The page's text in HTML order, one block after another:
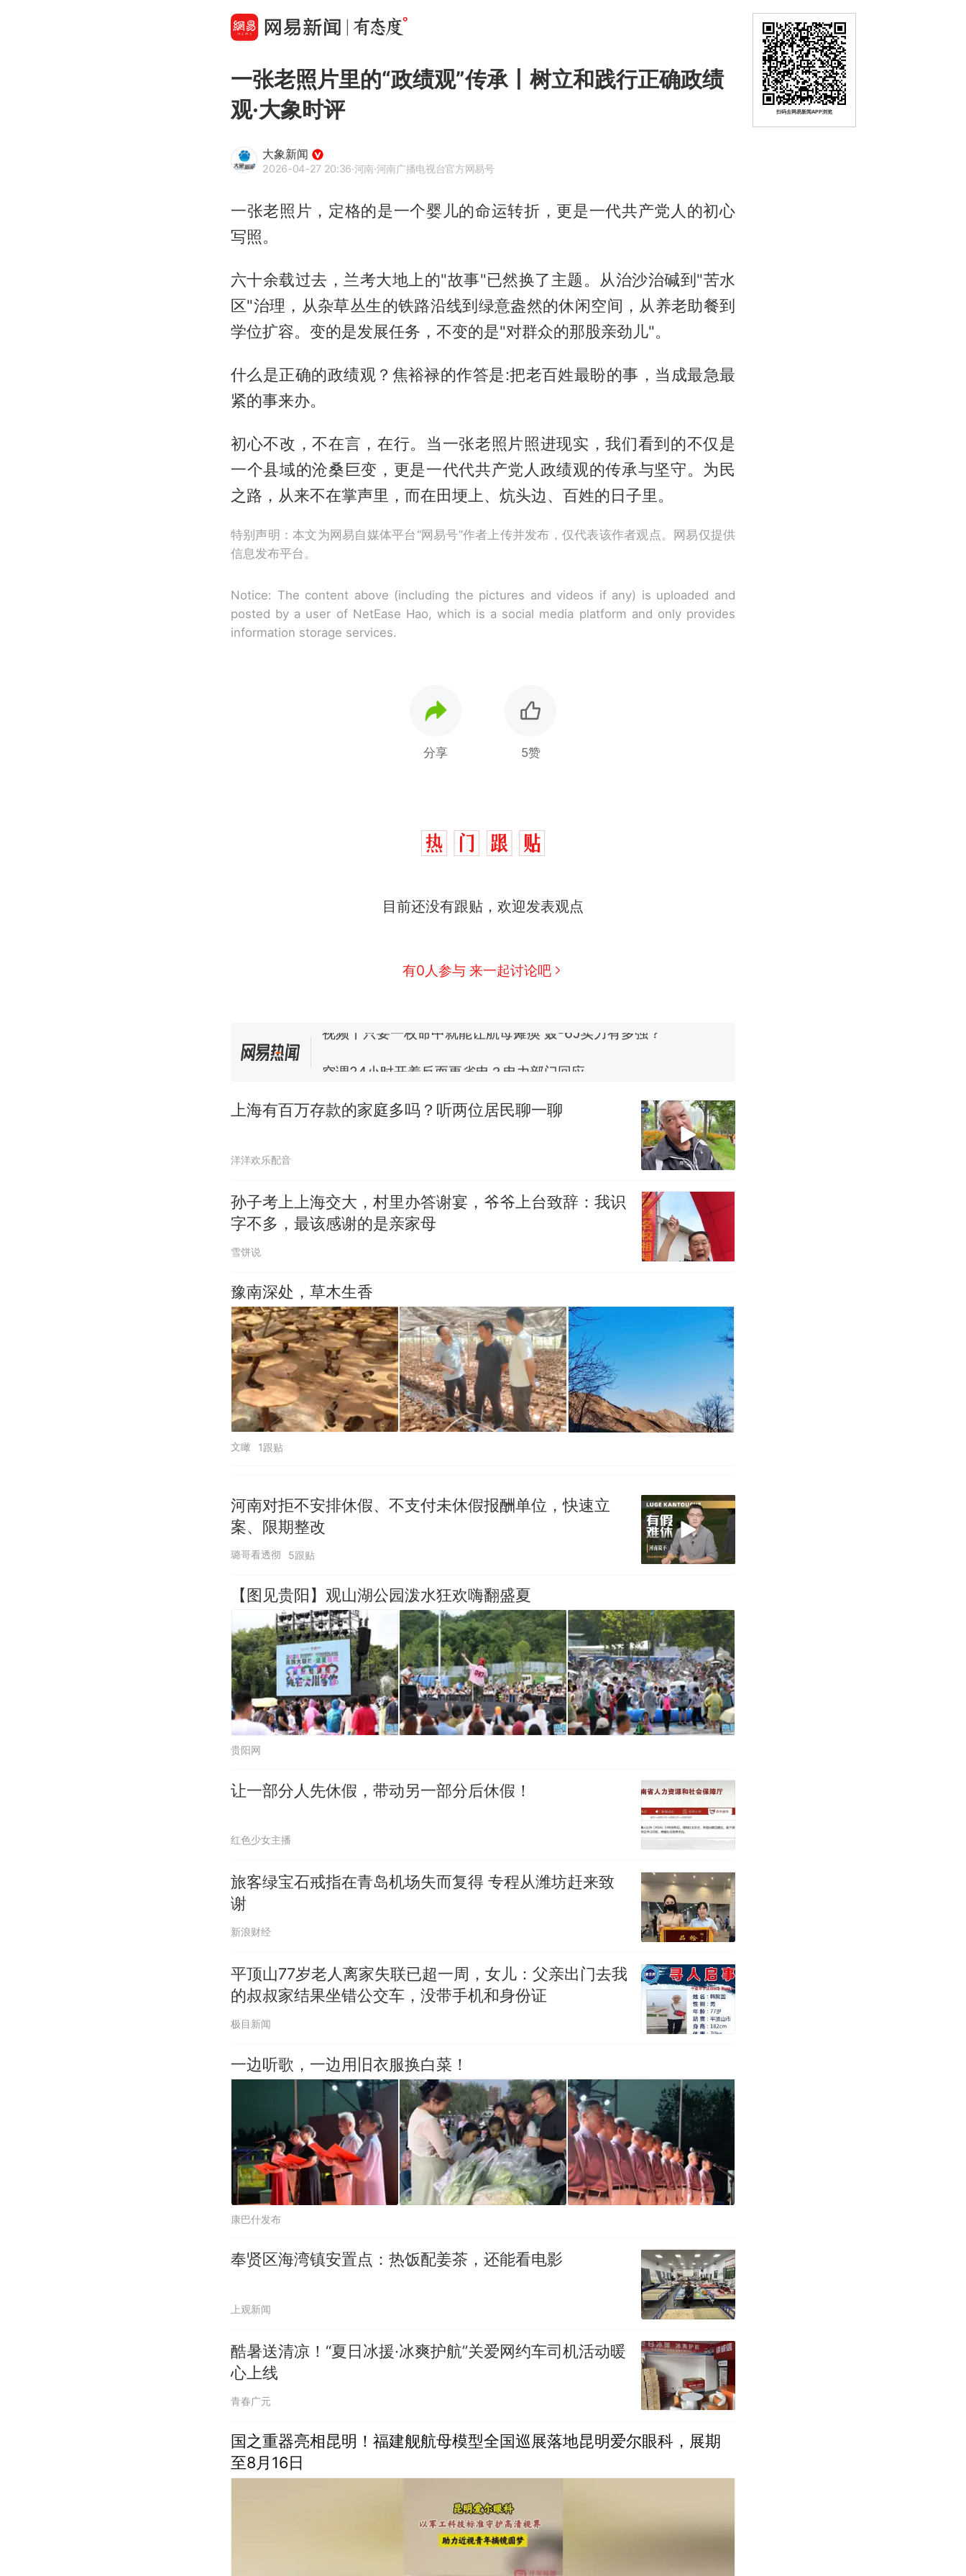
一张老照片里的“政绩观”传承丨树立和践行正确政绩
观·大象时评
大象新闻
2026-04-27 20:36·河南·河南广播电视台官方网易号
一张老照片，定格的是一个婴儿的命运转折，更是一代共产党人的初心
写照。
六十余载过去，兰考大地上的"故事"已然换了主题。从治沙治碱到"苦水
区"治理，从杂草丛生的铁路沿线到绿意盎然的休闲空间，从养老助餐到
学位扩容。变的是发展任务，不变的是"对群众的那股亲劲儿"。
什么是正确的政绩观？焦裕禄的作答是:把老百姓最盼的事，当成最急最
紧的事来办。
初心不改，不在言，在行。当一张老照片照进现实，我们看到的不仅是
一个县域的沧桑巨变，更是一代代共产党人政绩观的传承与坚守。为民
之路，从来不在掌声里，而在田埂上、炕头边、百姓的日子里。
特别声明：本文为网易自媒体平台“网易号”作者上传并发布，仅代表该作者观点。网易仅提供
信息发布平台。
Notice: The content above (including the pictures and videos if any) is uploaded and
posted by a user of NetEase Hao, which is a social media platform and only provides
information storage services.
分享 5赞
目前还没有跟贴，欢迎发表观点
有0人参与 来一起讨论吧
十多万人报名的考试，成绩全部作废，公平么？
搬家报价570元，搬到楼下交5060元才肯搬上楼！女子傻眼了……
招聘，成立调查组全面核查
上海有百万存款的家庭多吗？听两位居民聊一聊
洋洋欢乐配音
孙子考上上海交大，村里办答谢宴，爷爷上台致辞：我识
字不多，最该感谢的是亲家母
雪饼说
豫南深处，草木生香
文瞰 1跟贴
河南对拒不安排休假、不支付未休假报酬单位，快速立
案、限期整改
璐哥看透彻 5跟贴
【图见贵阳】观山湖公园泼水狂欢嗨翻盛夏
贵阳网
让一部分人先休假，带动另一部分后休假！
红色少女主播
旅客绿宝石戒指在青岛机场失而复得 专程从潍坊赶来致
谢
新浪财经
平顶山77岁老人离家失联已超一周，女儿：父亲出门去我
的叔叔家结果坐错公交车，没带手机和身份证
极目新闻
一边听歌，一边用旧衣服换白菜！
康巴什发布
奉贤区海湾镇安置点：热饭配姜茶，还能看电影
上观新闻
酷暑送清凉！“夏日冰援·冰爽护航”关爱网约车司机活动暖
心上线
青春广元
国之重器亮相昆明！福建舰航母模型全国巡展落地昆明爱尔眼科，展期
至8月16日
扫码去网易新闻APP浏览